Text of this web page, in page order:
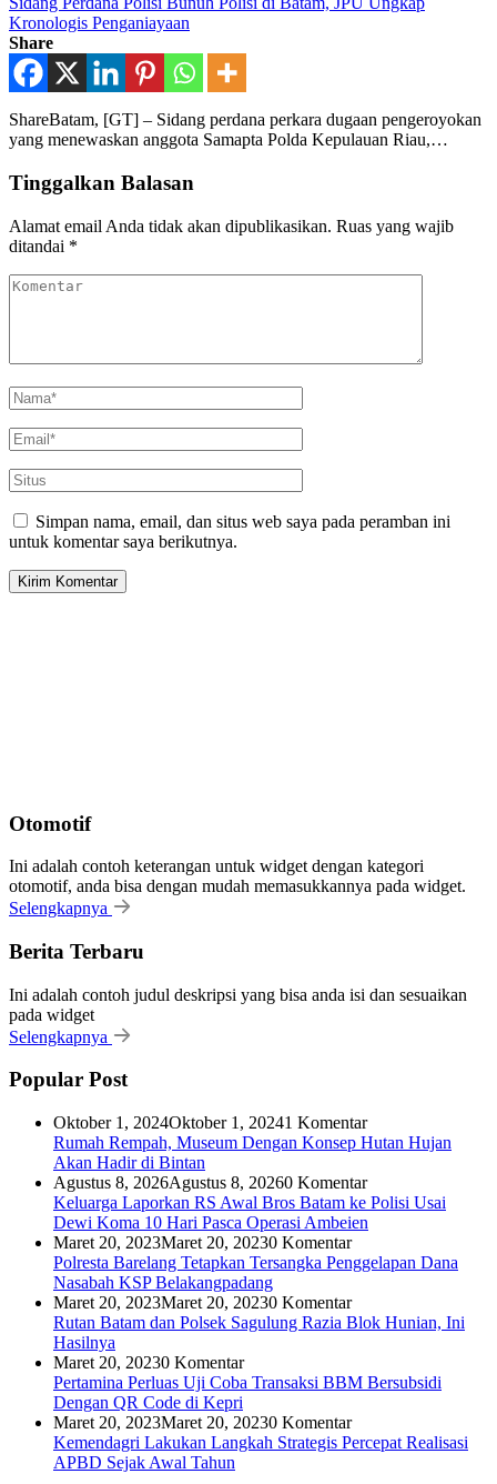
Kronologis Penganiayaan
Share
ShareBatam, [GT] – Sidang perdana perkara dugaan pengeroyokan
yang menewaskan anggota Samapta Polda Kepulauan Riau,…
Tinggalkan Balasan
Alamat email Anda tidak akan dipublikasikan. Ruas yang wajib
ditandai *
Simpan nama, email, dan situs web saya pada peramban ini
untuk komentar saya berikutnya.
Otomotif
Ini adalah contoh keterangan untuk widget dengan kategori
otomotif, anda bisa dengan mudah memasukkannya pada widget.
Selengkapnya
Berita Terbaru
Ini adalah contoh judul deskripsi yang bisa anda isi dan sesuaikan
pada widget
Selengkapnya
Popular Post
Oktober 1, 2024Oktober 1, 20241 Komentar
Rumah Rempah, Museum Dengan Konsep Hutan Hujan
Akan Hadir di Bintan
Agustus 8, 2026Agustus 8, 20260 Komentar
Keluarga Laporkan RS Awal Bros Batam ke Polisi Usai
Dewi Koma 10 Hari Pasca Operasi Ambeien
Maret 20, 2023Maret 20, 20230 Komentar
Polresta Barelang Tetapkan Tersangka Penggelapan Dana
Nasabah KSP Belakangpadang
Maret 20, 2023Maret 20, 20230 Komentar
Rutan Batam dan Polsek Sagulung Razia Blok Hunian, Ini
Hasilnya
Maret 20, 20230 Komentar
Pertamina Perluas Uji Coba Transaksi BBM Bersubsidi
Dengan QR Code di Kepri
Maret 20, 2023Maret 20, 20230 Komentar
Kemendagri Lakukan Langkah Strategis Percepat Realisasi
APBD Sejak Awal Tahun